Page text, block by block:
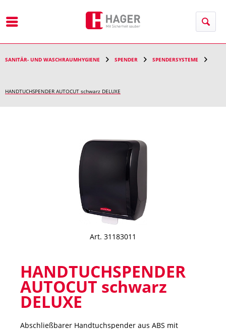
SANITÄR- UND WASCHRAUMHYGIENE SPENDER SPENDERSYSTEME
HANDTUCHSPENDER AUTOCUT schwarz DELUXE
Art. 31183011
HANDTUCHSPENDER
AUTOCUT schwarz
DELUXE
Abschließbarer Handtuchspender aus ABS mit